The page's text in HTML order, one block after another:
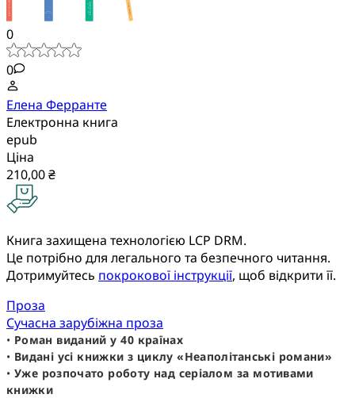
0
0
Елена Ферранте
Електронна книга
epub
Ціна
210,00 ₴
Книга захищена технологією LCP DRM.
Це потрібно для легального та безпечного читання.
Дотримуйтесь покрокової інструкції, щоб відкрити її.
Проза
Сучасна зарубіжна проза
• Роман виданий у 40 країнах
• Видані усі книжки з циклу «Неаполітанські романи»
•Уже розпочато роботу над серіалом за мотивами
книжки